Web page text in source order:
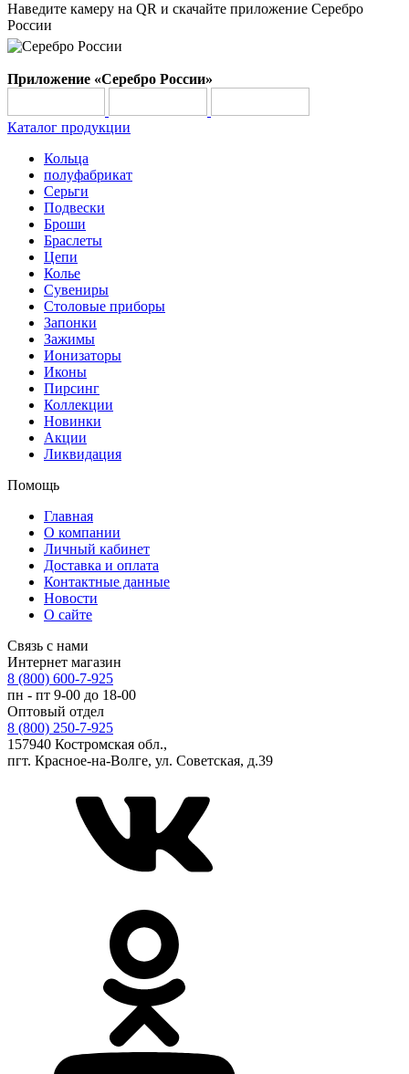
Наведите камеру на QR и скачайте приложение Серебро
России
Приложение «Серебро России»
Каталог продукции
Кольца
полуфабрикат
Серьги
Подвески
Броши
Браслеты
Цепи
Колье
Сувениры
Столовые приборы
Запонки
Зажимы
Ионизаторы
Иконы
Пирсинг
Коллекции
Новинки
Акции
Ликвидация
Помощь
Главная
О компании
Личный кабинет
Доставка и оплата
Контактные данные
Новости
О сайте
Связь с нами
Интернет магазин
8 (800) 600-7-925
пн - пт 9-00 до 18-00
Оптовый отдел
8 (800) 250-7-925
157940 Костромская обл.,
пгт. Красное-на-Волге, ул. Советская, д.39